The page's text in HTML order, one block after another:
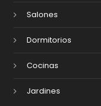
Salones
Dormitorios
Cocinas
Jardines